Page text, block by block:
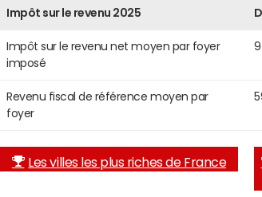
Impôt sur le revenu 2025
Impôt sur le revenu net moyen par foyer
imposé
Revenu fiscal de référence moyen par
foyer
Les villes les plus riches de France